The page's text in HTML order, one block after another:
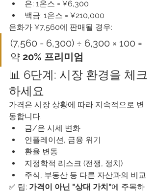
은: 1온스 = ¥6,300
백금: 1온스 = ¥210,000
은화가 ¥7,560에 판매될 경우:
(7,560 - 6,300) ÷ 6,300 × 100 =
약 20% 프리미엄
📊 6단계: 시장 환경을 체크
하세요
가격은 시장 상황에 따라 지속적으로 변
동합니다.
금/은 시세 변화
인플레이션, 금융 위기
환율 변동
지정학적 리스크 (전쟁, 정치)
주식, 부동산 등 다른 자산과의 비교
✅ 팁: 가격이 아닌 "상대 가치"에 주목하